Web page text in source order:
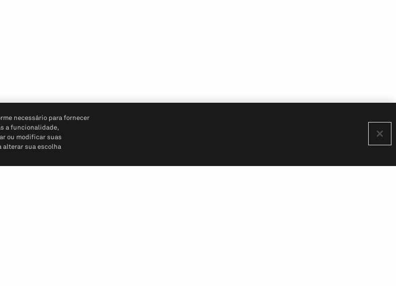
necessário para fornecer
a funcionalidade,
ou modificar suas
alterar sua escolha